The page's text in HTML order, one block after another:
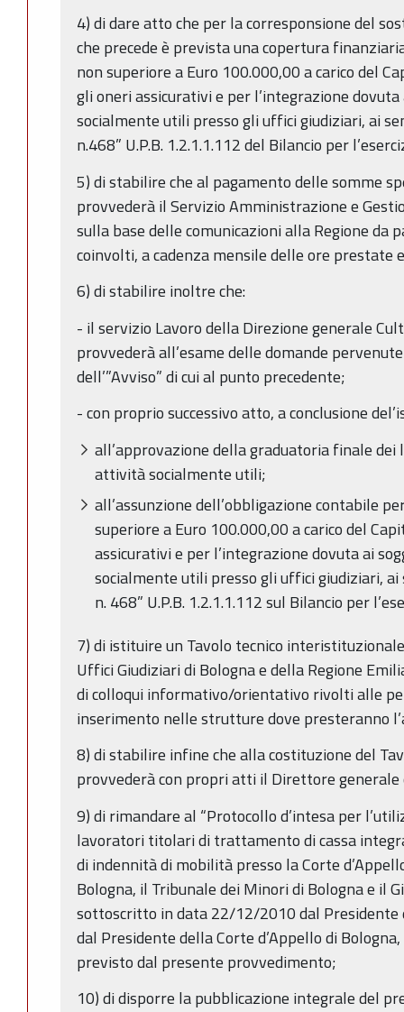
4) di dare atto che per la corresponsione del
che precede è prevista una copertura
non superiore a Euro 100.000,00 a carico del
gli oneri assicurativi e per l’integrazione
socialmente utili presso gli uffici giudiziari, ai
n.468” U.P.B. 1.2.1.1.112 del Bilancio per
5) di stabilire che al pagamento delle somme
provvederà il Servizio Amministrazione e
sulla base delle comunicazioni alla Regione da
coinvolti, a cadenza mensile delle ore
6) di stabilire inoltre che:
- il servizio Lavoro della Direzione generale
provvederà all’esame delle domande
dell’”Avviso” di cui al punto precedente;
- con proprio successivo atto, a conclusione
all’approvazione della graduatoria finale
attività socialmente utili;
all’assunzione dell’obbligazione contabile
superiore a Euro 100.000,00 a carico del
assicurativi e per l’integrazione dovuta ai
socialmente utili presso gli uffici giudiziari,
n. 468” U.P.B. 1.2.1.1.112 sul Bilancio per
7) di istituire un Tavolo tecnico
Uffici Giudiziari di Bologna e della Regione
di colloqui informativo/orientativo rivolti alle
inserimento nelle strutture dove presteranno
8) di stabilire infine che alla costituzione del
provvederà con propri atti il Direttore
9) di rimandare al “Protocollo d’intesa per
lavoratori titolari di trattamento di cassa
di indennità di mobilità presso la Corte
Bologna, il Tribunale dei Minori di Bologna e il
sottoscritto in data 22/12/2010 dal Presidente
dal Presidente della Corte d’Appello di
previsto dal presente provvedimento;
10) di disporre la pubblicazione integrale del